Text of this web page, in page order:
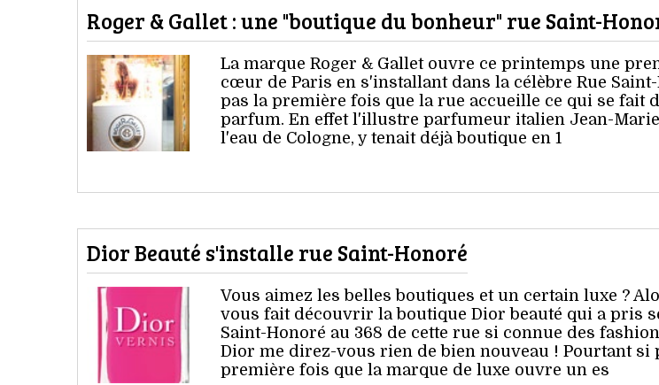
Roger & Gallet : une "boutique du bonheur" rue Saint-
La marque Roger & Gallet ouvre ce printemps une
cœur de Paris en s'installant dans la célèbre Rue
pas la première fois que la rue accueille ce qui se fait
parfum. En effet l'illustre parfumeur italien Jean-
l'eau de Cologne, y tenait déjà boutique en 1
Dior Beauté s'installe rue Saint-Honoré
Vous aimez les belles boutiques et un certain luxe ?
vous fait découvrir la boutique Dior beauté qui a pris
Saint-Honoré au 368 de cette rue si connue des
Dior me direz-vous rien de bien nouveau ! Pourtant si
première fois que la marque de luxe ouvre un es